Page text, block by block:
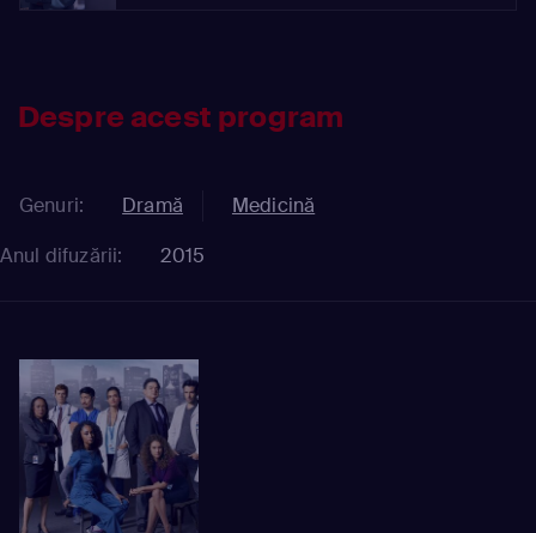
Despre acest program
Genuri: Dramă
Medicină
Anul difuzării:
2015